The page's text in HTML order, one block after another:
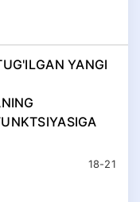
YANGI
18-21